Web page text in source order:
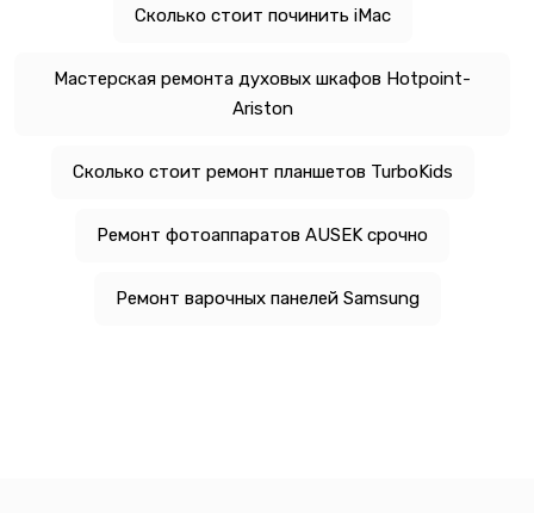
Сколько стоит починить iMac
Мастерская ремонта духовых шкафов Hotpoint-
Ariston
Сколько стоит ремонт планшетов TurboKids
Ремонт фотоаппаратов AUSEK срочно
Ремонт варочных панелей Samsung